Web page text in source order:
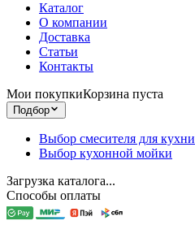
Каталог
О компании
Доставка
Статьи
Контакты
Мои покупкиКорзина пуста
Подбор
Выбор смесителя для кухни
Выбор кухонной мойки
Загрузка каталога...
Способы оплаты